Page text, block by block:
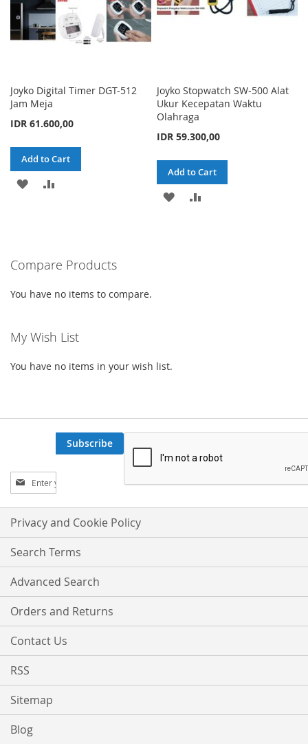
Joyko Digital Timer DGT-512
Jam Meja
IDR 61.600,00
Add to Cart
ADD
Joyko Stopwatch SW-500 Alat
Ukur Kecepatan Waktu
Olahraga
IDR 59.300,00
Add to Cart
ADD
Compare Products
You have no items to compare.
My Wish List
You have no items in your wish list.
Sign
Up
for
Our
Newsletter:
Subscribe
Privacy and Cookie Policy
Search Terms
Advanced Search
Orders and Returns
Contact Us
RSS
Sitemap
Blog